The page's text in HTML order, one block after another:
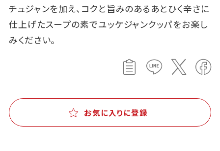
チュジャンを加え、コクと旨みのあるあとひく辛さに
仕上げたスープの素でユッケジャンクッパをお楽し
みください。
お気に入りに登録